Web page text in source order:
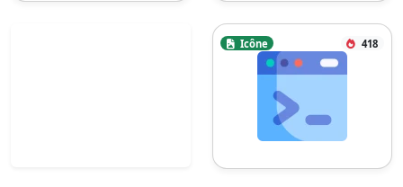
Icône 418